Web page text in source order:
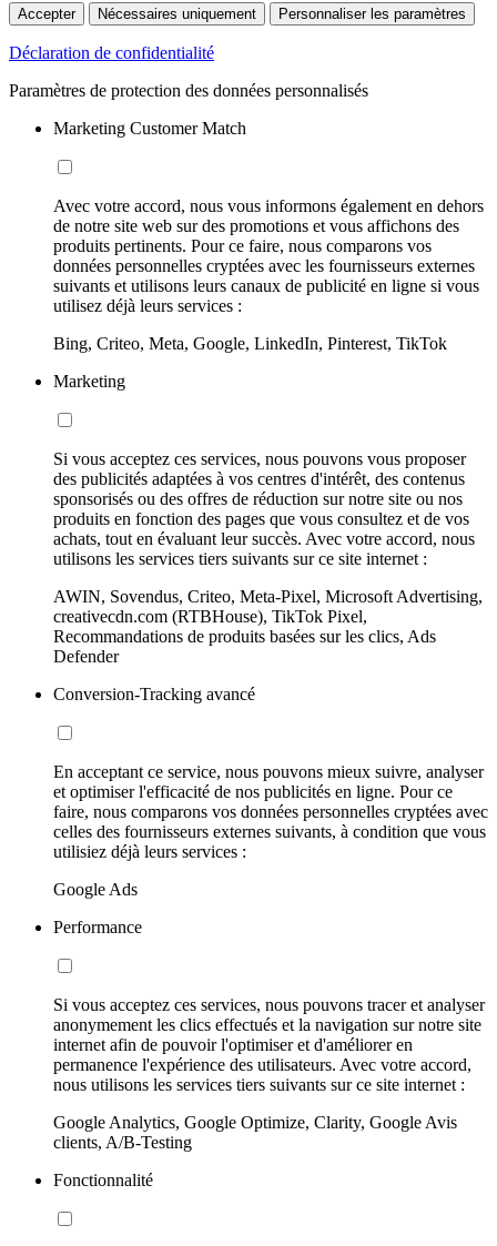
Accepter Nécessaires uniquement Personnaliser les paramètres
Déclaration de confidentialité
Paramètres de protection des données personnalisés
Marketing Customer Match
Avec votre accord, nous vous informons également en dehors
de notre site web sur des promotions et vous affichons des
produits pertinents. Pour ce faire, nous comparons vos
données personnelles cryptées avec les fournisseurs externes
suivants et utilisons leurs canaux de publicité en ligne si vous
utilisez déjà leurs services :
Bing, Criteo, Meta, Google, LinkedIn, Pinterest, TikTok
Marketing
Si vous acceptez ces services, nous pouvons vous proposer
des publicités adaptées à vos centres d'intérêt, des contenus
sponsorisés ou des offres de réduction sur notre site ou nos
produits en fonction des pages que vous consultez et de vos
achats, tout en évaluant leur succès. Avec votre accord, nous
utilisons les services tiers suivants sur ce site internet :
AWIN, Sovendus, Criteo, Meta-Pixel, Microsoft Advertising,
creativecdn.com (RTBHouse), TikTok Pixel,
Recommandations de produits basées sur les clics, Ads
Defender
Conversion-Tracking avancé
En acceptant ce service, nous pouvons mieux suivre, analyser
et optimiser l'efficacité de nos publicités en ligne. Pour ce
faire, nous comparons vos données personnelles cryptées avec
celles des fournisseurs externes suivants, à condition que vous
utilisiez déjà leurs services :
Google Ads
Performance
Si vous acceptez ces services, nous pouvons tracer et analyser
anonymement les clics effectués et la navigation sur notre site
internet afin de pouvoir l'optimiser et d'améliorer en
permanence l'expérience des utilisateurs. Avec votre accord,
nous utilisons les services tiers suivants sur ce site internet :
Google Analytics, Google Optimize, Clarity, Google Avis
clients, A/B-Testing
Fonctionnalité